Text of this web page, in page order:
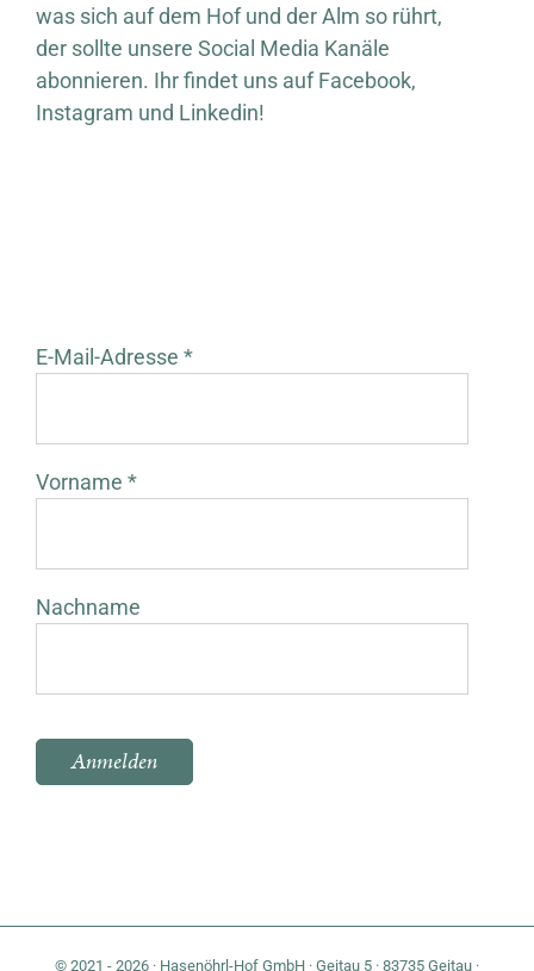
was sich auf dem Hof und der Alm so rührt,
der sollte unsere Social Media Kanäle
abonnieren. Ihr findet uns auf Facebook,
Instagram und Linkedin!
E-Mail-Adresse *
Vorname *
Nachname
Bitte lasse dieses Feld leer.
© 2021 - 2026 · Hasenöhrl-Hof GmbH · Geitau 5 · 83735 Geitau ·